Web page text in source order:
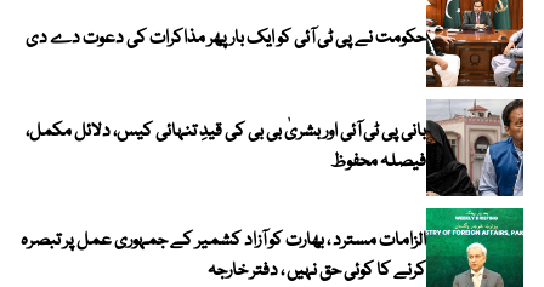
حکومت نے پی ٹی آئی کو ایک بارپھر مذاکرات کی دعوت دے دی
بانی پی ٹی آئی اور بشریٰ بی بی کی قیدِ تنہائی کیس، دلائل مکمل،
فیصلہ محفوظ
الزامات مسترد ، بھارت کو آزاد کشمیر کے جمہوری عمل پر تبصرہ
کرنے کا کوئی حق نہیں ، دفتر خارجہ